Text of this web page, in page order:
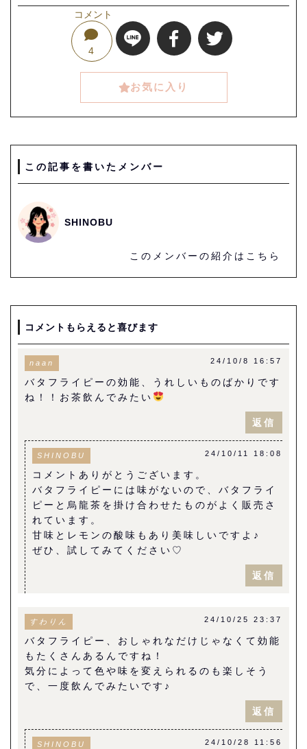
コメント
4
お気に入り
この記事を書いたメンバー
SHINOBU
このメンバーの紹介はこちら
コメントもらえると喜びます
naan 24/10/8 16:57
バタフライピーの効能、うれしいものばかりです
ね！！お茶飲んでみたい
返信
SHINOBU 24/10/11 18:08
コメントありがとうございます。
バタフライピーには味がないので、バタフライ
ピーと烏龍茶を掛け合わせたものがよく販売さ
れています。
甘味とレモンの酸味もあり美味しいですよ♪
ぜひ、試してみてください♡
返信
すわりん 24/10/25 23:37
バタフライピー、おしゃれなだけじゃなくて効能
もたくさんあるんですね！
気分によって色や味を変えられるのも楽しそう
で、一度飲んでみたいです♪
返信
SHINOBU 24/10/28 11:56